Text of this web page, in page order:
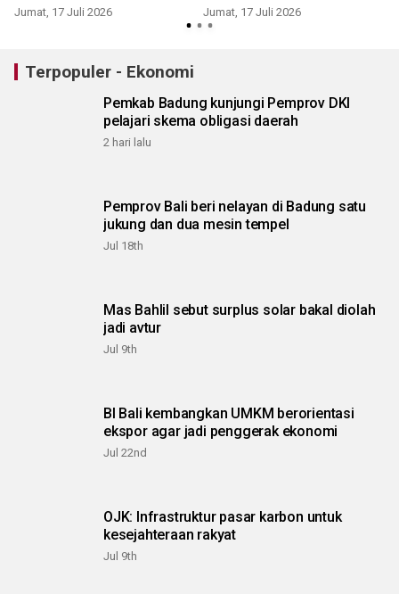
Jumat, 17 Juli 2026 Jumat, 17 Juli 2026
Terpopuler - Ekonomi
Pemkab Badung kunjungi Pemprov DKI
pelajari skema obligasi daerah
2 hari lalu
Pemprov Bali beri nelayan di Badung satu
jukung dan dua mesin tempel
Jul 18th
Mas Bahlil sebut surplus solar bakal diolah
jadi avtur
Jul 9th
BI Bali kembangkan UMKM berorientasi
ekspor agar jadi penggerak ekonomi
Jul 22nd
OJK: Infrastruktur pasar karbon untuk
kesejahteraan rakyat
Jul 9th